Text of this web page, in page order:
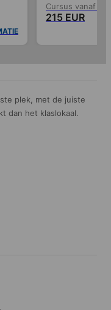
Cursus vanaf
215 EUR
plek, met de juiste
dan het klaslokaal.